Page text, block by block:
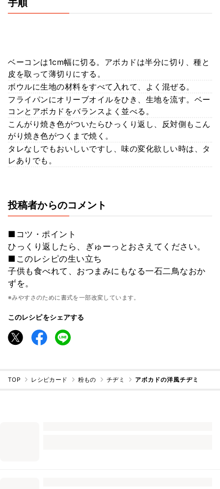
ベーコンは1cm幅に切る。アボカドは半分に切り、種と
皮を取って薄切りにする。
ボウルに生地の材料をすべて入れて、よく混ぜる。
フライパンにオリーブオイルをひき、生地を流す。ベー
コンとアボカドをバランスよく並べる。
こんがり焼き色がついたらひっくり返し、反対側もこん
がり焼き色がつくまで焼く。
タレなしでもおいしいですし、味の変化欲しい時は、タ
レありでも。
投稿者からのコメント
■コツ・ポイント
ひっくり返したら、ぎゅーっとおさえてください。
■このレシピの生い立ち
子供も食べれて、おつまみにもなる一石二鳥なおか
ずを。
※みやすさのために書式を一部改変しています。
このレシピをシェアする
TOP レシピカード 粉もの チヂミ アボカドの洋風チヂミ